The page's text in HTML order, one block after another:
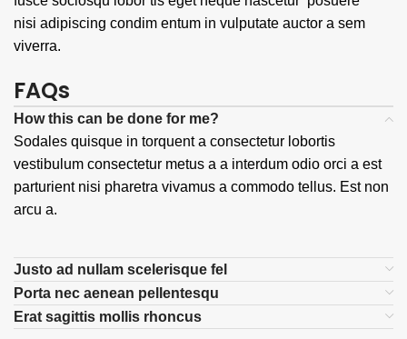
nisi adipiscing condim entum in vulputate auctor a sem
viverra.
FAQs
How this can be done for me?
Sodales quisque in torquent a consectetur lobortis
vestibulum consectetur metus a a interdum odio orci a est
parturient nisi pharetra vivamus a commodo tellus. Est non
arcu a.
Justo ad nullam scelerisque fel
Porta nec aenean pellentesqu
Erat sagittis mollis rhoncus